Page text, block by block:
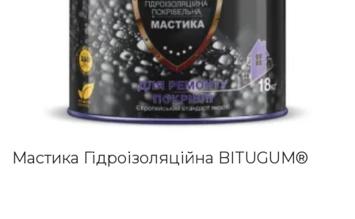
Мастика Гідроізоляційна BITUGUM®